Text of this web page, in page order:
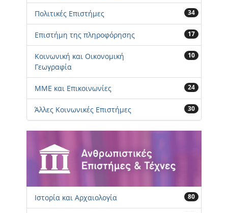
Πολιτικές Επιστήμες 34
Επιστήμη της πληροφόρησης 17
Κοινωνική και Οικονομική
Γεωγραφία
10
ΜΜΕ και Επικοινωνίες 24
Άλλες Κοινωνικές Επιστήμες 30
Ιστορία και Αρχαιολογία 80